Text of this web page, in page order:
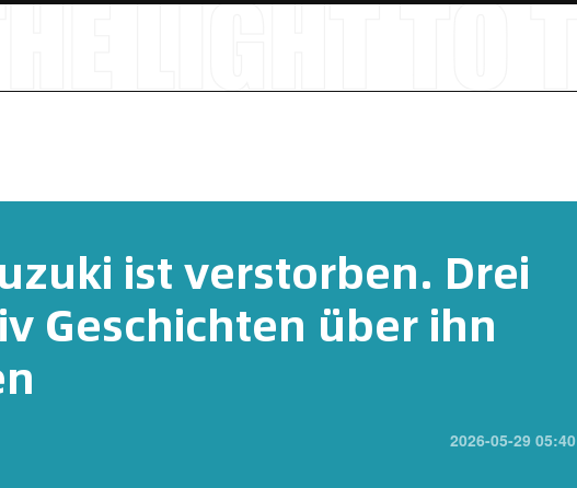
ist verstorben. Drei
Geschichten über ihn
2026-05-29 05:40